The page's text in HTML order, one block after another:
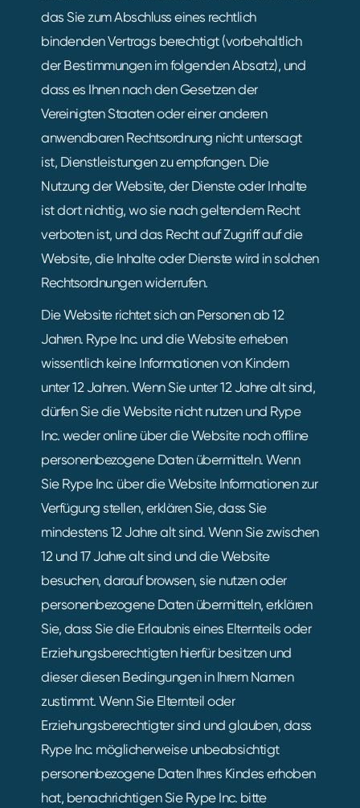
das Sie zum Abschluss eines rechtlich
bindenden Vertrags berechtigt (vorbehaltlich
der Bestimmungen im folgenden Absatz), und
dass es Ihnen nach den Gesetzen der
Vereinigten Staaten oder einer anderen
anwendbaren Rechtsordnung nicht untersagt
ist, Dienstleistungen zu empfangen. Die
Nutzung der Website, der Dienste oder Inhalte
ist dort nichtig, wo sie nach geltendem Recht
verboten ist, und das Recht auf Zugriff auf die
Website, die Inhalte oder Dienste wird in solchen
Rechtsordnungen widerrufen.
Die Website richtet sich an Personen ab 12
Jahren. Rype Inc. und die Website erheben
wissentlich keine Informationen von Kindern
unter 12 Jahren. Wenn Sie unter 12 Jahre alt sind,
dürfen Sie die Website nicht nutzen und Rype
Inc. weder online über die Website noch offline
personenbezogene Daten übermitteln. Wenn
Sie Rype Inc. über die Website Informationen zur
Verfügung stellen, erklären Sie, dass Sie
mindestens 12 Jahre alt sind. Wenn Sie zwischen
12 und 17 Jahre alt sind und die Website
besuchen, darauf browsen, sie nutzen oder
personenbezogene Daten übermitteln, erklären
Sie, dass Sie die Erlaubnis eines Elternteils oder
Erziehungsberechtigten hierfür besitzen und
dieser diesen Bedingungen in Ihrem Namen
zustimmt. Wenn Sie Elternteil oder
Erziehungsberechtigter sind und glauben, dass
Rype Inc. möglicherweise unbeabsichtigt
personenbezogene Daten Ihres Kindes erhoben
hat, benachrichtigen Sie Rype Inc. bitte